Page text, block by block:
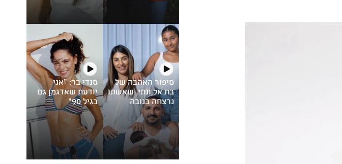
סיפור האהבה של
בת אל ונתי, שאשתו
נרצחה בנובה
סנדי בר: "אני
יודעת שאדגמן גם
בגיל 90"